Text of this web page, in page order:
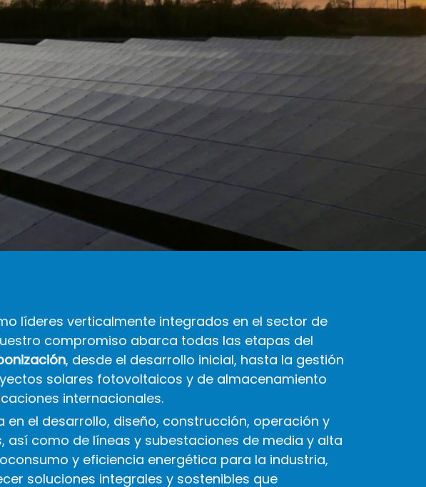
líderes verticalmente integrados en el sector de
compromiso abarca todas las etapas del
, desde el desarrollo inicial, hasta la gestión
solares fotovoltaicos y de almacenamiento
internacionales.
en el desarrollo, diseño, construcción, operación y
así como de líneas y subestaciones de media y alta
y eficiencia energética para la industria,
soluciones integrales y sostenibles que